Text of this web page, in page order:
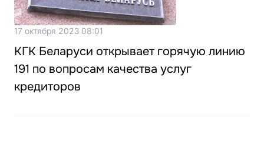
17 октября 2023 08:01
КГК Беларуси открывает горячую линию
191 по вопросам качества услуг
кредиторов